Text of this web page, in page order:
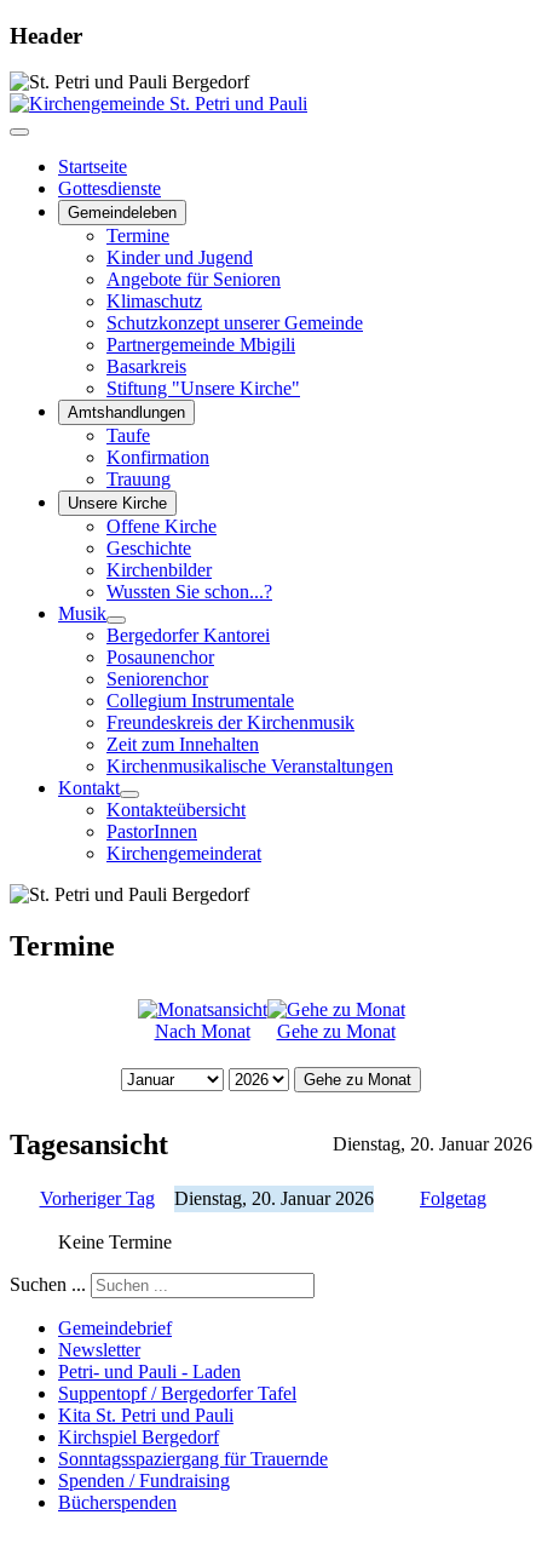
Header
Startseite
Gottesdienste
Gemeindeleben
Termine
Kinder und Jugend
Angebote für Senioren
Klimaschutz
Schutzkonzept unserer Gemeinde
Partnergemeinde Mbigili
Basarkreis
Stiftung "Unsere Kirche"
Amtshandlungen
Taufe
Konfirmation
Trauung
Unsere Kirche
Offene Kirche
Geschichte
Kirchenbilder
Wussten Sie schon...?
Musik
Bergedorfer Kantorei
Posaunenchor
Seniorenchor
Collegium Instrumentale
Freundeskreis der Kirchenmusik
Zeit zum Innehalten
Kirchenmusikalische Veranstaltungen
Kontakt
Kontakteübersicht
PastorInnen
Kirchengemeinderat
Termine
Nach Monat Gehe zu Monat
Gehe zu Monat
Tagesansicht Dienstag, 20. Januar 2026
Vorheriger Tag Dienstag, 20. Januar 2026 Folgetag
Keine Termine
Suchen ...
Gemeindebrief
Newsletter
Petri- und Pauli - Laden
Suppentopf / Bergedorfer Tafel
Kita St. Petri und Pauli
Kirchspiel Bergedorf
Sonntagsspaziergang für Trauernde
Spenden / Fundraising
Bücherspenden